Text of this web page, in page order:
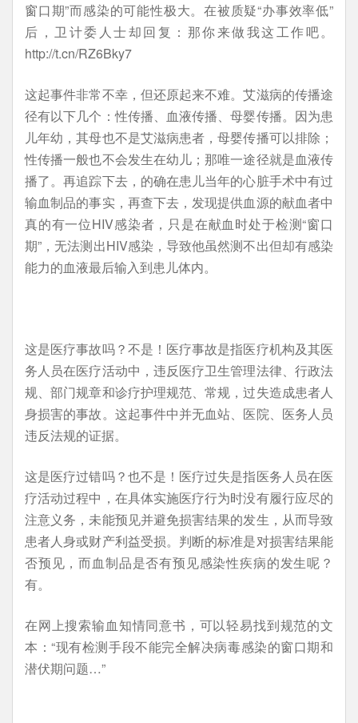
窗口期”而感染的可能性极大。在被质疑“办事效率低”
后，卫计委人士却回复：那你来做我这工作吧。
http://t.cn/RZ6Bky7
这起事件非常不幸，但还原起来不难。艾滋病的传播途
径有以下几个：性传播、血液传播、母婴传播。因为患
儿年幼，其母也不是艾滋病患者，母婴传播可以排除；
性传播一般也不会发生在幼儿；那唯一途径就是血液传
播了。再追踪下去，的确在患儿当年的心脏手术中有过
输血制品的事实，再查下去，发现提供血源的献血者中
真的有一位HIV感染者，只是在献血时处于检测“窗口
期”，无法测出HIV感染，导致他虽然测不出但却有感染
能力的血液最后输入到患儿体内。
这是医疗事故吗？不是！医疗事故是指医疗机构及其医
务人员在医疗活动中，违反医疗卫生管理法律、行政法
规、部门规章和诊疗护理规范、常规，过失造成患者人
身损害的事故。这起事件中并无血站、医院、医务人员
违反法规的证据。
这是医疗过错吗？也不是！医疗过失是指医务人员在医
疗活动过程中，在具体实施医疗行为时没有履行应尽的
注意义务，未能预见并避免损害结果的发生，从而导致
患者人身或财产利益受损。判断的标准是对损害结果能
否预见，而血制品是否有预见感染性疾病的发生呢？
有。
在网上搜索输血知情同意书，可以轻易找到规范的文
本：“现有检测手段不能完全解决病毒感染的窗口期和
潜伏期问题…”